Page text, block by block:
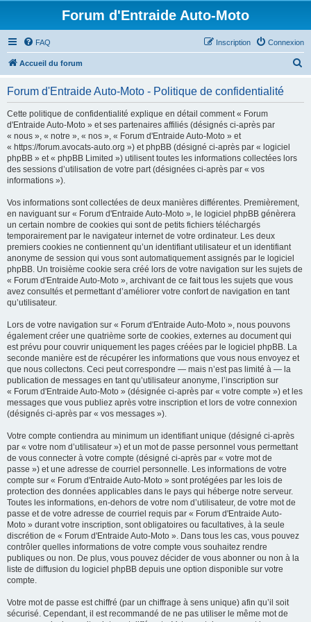
Forum d'Entraide Auto-Moto
FAQ Connexion
Inscription
Accueil du forum
Forum d'Entraide Auto-Moto - Politique de confidentialité
Cette politique de confidentialité explique en détail comment « Forum
d'Entraide Auto-Moto » et ses partenaires affiliés (désignés ci-après par
« nous », « notre », « nos », « Forum d'Entraide Auto-Moto » et
« https://forum.avocats-auto.org ») et phpBB (désigné ci-après par « logiciel
phpBB » et « phpBB Limited ») utilisent toutes les informations collectées lors
des sessions d’utilisation de votre part (désignées ci-après par « vos
informations »).
Vos informations sont collectées de deux manières différentes. Premièrement,
en naviguant sur « Forum d'Entraide Auto-Moto », le logiciel phpBB génèrera
un certain nombre de cookies qui sont de petits fichiers téléchargés
temporairement par le navigateur internet de votre ordinateur. Les deux
premiers cookies ne contiennent qu’un identifiant utilisateur et un identifiant
anonyme de session qui vous sont automatiquement assignés par le logiciel
phpBB. Un troisième cookie sera créé lors de votre navigation sur les sujets de
« Forum d'Entraide Auto-Moto », archivant de ce fait tous les sujets que vous
avez consultés et permettant d’améliorer votre confort de navigation en tant
qu’utilisateur.
Lors de votre navigation sur « Forum d'Entraide Auto-Moto », nous pouvons
également créer une quatrième sorte de cookies, externes au document qui
est prévu pour couvrir uniquement les pages créées par le logiciel phpBB. La
seconde manière est de récupérer les informations que vous nous envoyez et
que nous collectons. Ceci peut correspondre — mais n’est pas limité à — la
publication de messages en tant qu’utilisateur anonyme, l’inscription sur
« Forum d'Entraide Auto-Moto » (désignée ci-après par « votre compte ») et les
messages que vous publiez après votre inscription et lors de votre connexion
(désignés ci-après par « vos messages »).
Votre compte contiendra au minimum un identifiant unique (désigné ci-après
par « votre nom d’utilisateur ») et un mot de passe personnel vous permettant
de vous connecter à votre compte (désigné ci-après par « votre mot de
passe ») et une adresse de courriel personnelle. Les informations de votre
compte sur « Forum d'Entraide Auto-Moto » sont protégées par les lois de
protection des données applicables dans le pays qui héberge notre serveur.
Toutes les informations, en-dehors de votre nom d’utilisateur, de votre mot de
passe et de votre adresse de courriel requis par « Forum d'Entraide Auto-
Moto » durant votre inscription, sont obligatoires ou facultatives, à la seule
discrétion de « Forum d'Entraide Auto-Moto ». Dans tous les cas, vous pouvez
contrôler quelles informations de votre compte vous souhaitez rendre
publiques ou non. De plus, vous pouvez décider de vous abonner ou non à la
liste de diffusion du logiciel phpBB depuis une option disponible sur votre
compte.
Votre mot de passe est chiffré (par un chiffrage à sens unique) afin qu’il soit
sécurisé. Cependant, il est recommandé de ne pas utiliser le même mot de